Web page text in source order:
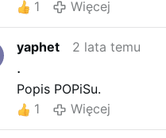
1
Więcej
yaphet 2 lata temu
.
Popis POPiSu.
1
Więcej